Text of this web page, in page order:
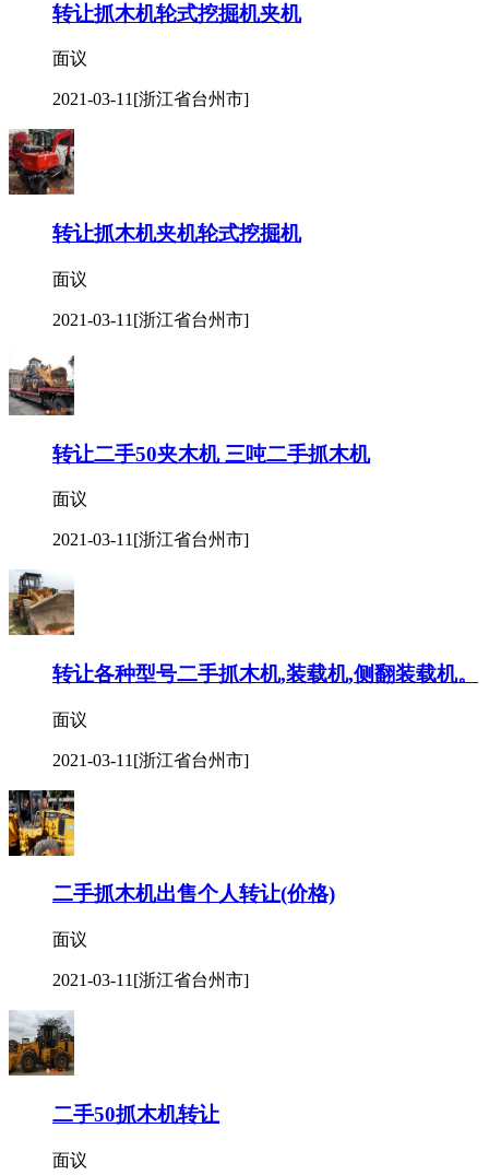
转让抓木机轮式挖掘机夹机
面议
2021-03-11 [浙江省台州市]
转让抓木机夹机轮式挖掘机
面议
2021-03-11 [浙江省台州市]
转让二手50夹木机 三吨二手抓木机
面议
2021-03-11 [浙江省台州市]
转让各种型号二手抓木机,装载机,侧翻装载机。
面议
2021-03-11 [浙江省台州市]
二手抓木机出售个人转让(价格)
面议
2021-03-11 [浙江省台州市]
二手50抓木机转让
面议